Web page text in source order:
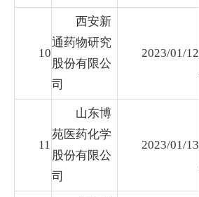
10
西安新
通药物研究
股份有限公
司
2023/01/12
11
山东博
苑医药化学
股份有限公
司
2023/01/13